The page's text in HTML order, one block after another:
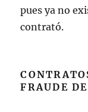
pues ya no
contrató.
FRAUDE